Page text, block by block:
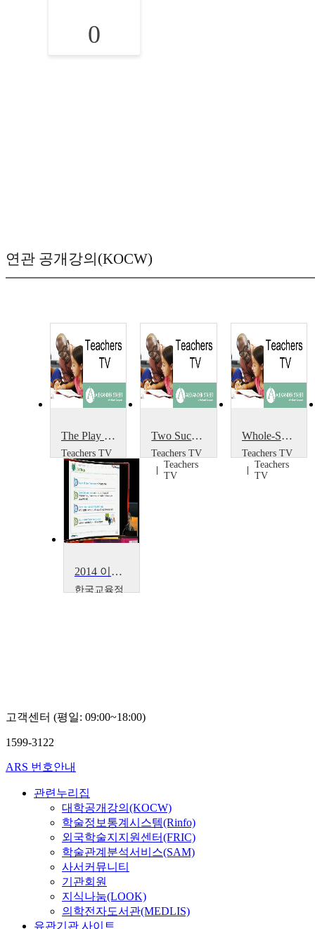
0
연관 공개강의(KOCW)
The Play Project
Teachers TV
Teachers
TV
Two Successful Projects
Teachers TV
Teachers
TV
Whole-School Portrait Project
Teachers TV
Teachers
TV
2014 이러닝 국제 콘퍼런스 : What is the Lessons from Education Support Project~
한국교육정
고객센터 (평일: 09:00~18:00)
1599-3122
ARS 번호안내
관련누리집
대학공개강의(KOCW)
학술정보통계시스템(Rinfo)
외국학술지지원센터(FRIC)
학술관계분석서비스(SAM)
사서커뮤니티
기관회원
지식나눔(LOOK)
의학전자도서관(MEDLIS)
유관기관 사이트